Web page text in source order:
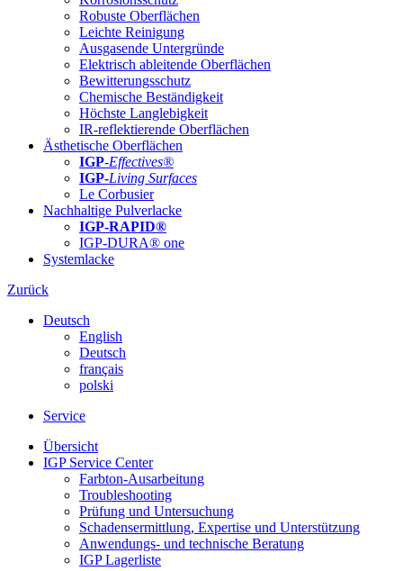
Robuste Oberflächen
Leichte Reinigung
Ausgasende Untergründe
Elektrisch ableitende Oberflächen
Bewitterungsschutz
Chemische Beständigkeit
Höchste Langlebigkeit
IR-reflektierende Oberflächen
Ästhetische Oberflächen
IGP-Effectives®
IGP-Living Surfaces
Le Corbusier
Nachhaltige Pulverlacke
IGP-RAPID®
IGP-DURA® one
Systemlacke
Zurück
Deutsch
English
Deutsch
français
polski
Service
Übersicht
IGP Service Center
Farbton-Ausarbeitung
Troubleshooting
Prüfung und Untersuchung
Schadensermittlung, Expertise und Unterstützung
Anwendungs- und technische Beratung
IGP Lagerliste